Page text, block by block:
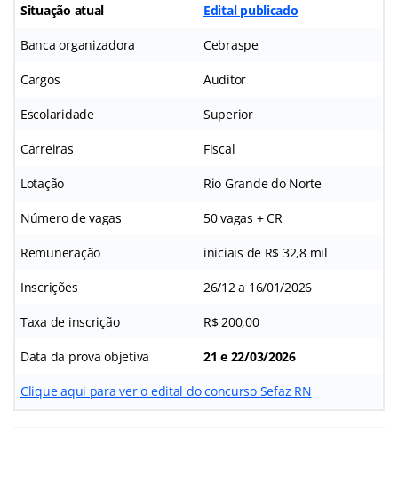
Situação atual Edital publicado
Banca organizadora Cebraspe
Cargos Auditor
Escolaridade Superior
Carreiras Fiscal
Lotação Rio Grande do Norte
Número de vagas 50 vagas + CR
Remuneração iniciais de R$ 32,8 mil
Inscrições 26/12 a 16/01/2026
Taxa de inscrição R$ 200,00
Data da prova objetiva 21 e 22/03/2026
Clique aqui para ver o edital do concurso Sefaz RN